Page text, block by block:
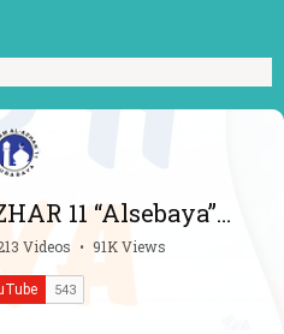
11 “Alsebaya”
Videos • 91K Views